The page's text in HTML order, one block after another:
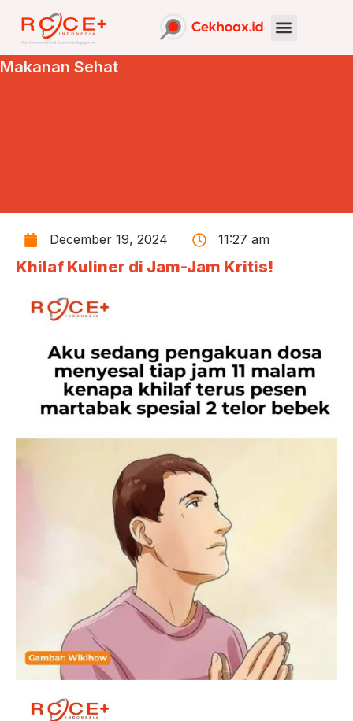
Makanan Sehat
December 19, 2024 11:27 am
Khilaf Kuliner di Jam-Jam Kritis!